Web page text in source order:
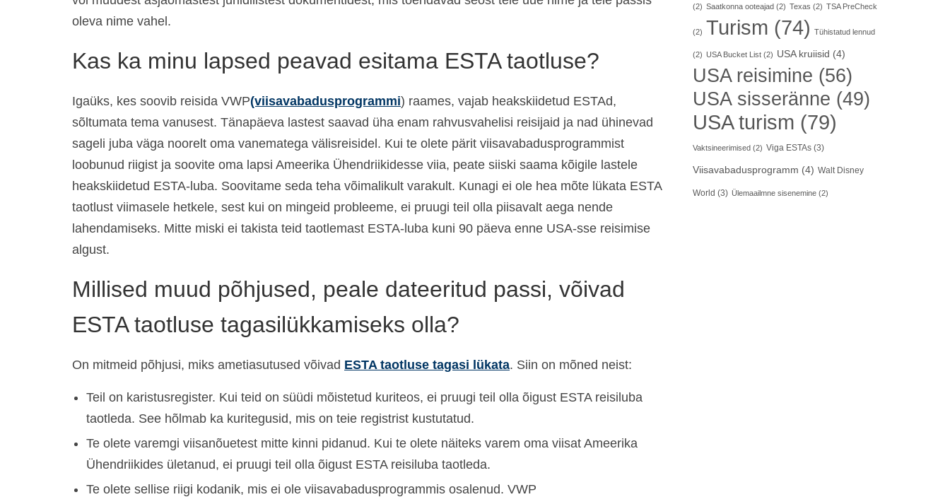
oleva nime vahel.
Kas ka minu lapsed peavad esitama ESTA taotluse?
Igaüks, kes soovib reisida VWP(viisavabadusprogrammi) raames, vajab heakskiidetud ESTAd,
sõltumata tema vanusest. Tänapäeva lastest saavad üha enam rahvusvahelisi reisijaid ja nad ühinevad
sageli juba väga noorelt oma vanematega välisreisidel. Kui te olete pärit viisavabadusprogrammist
loobunud riigist ja soovite oma lapsi Ameerika Ühendriikidesse viia, peate siiski saama kõigile lastele
heakskiidetud ESTA-luba. Soovitame seda teha võimalikult varakult. Kunagi ei ole hea mõte lükata ESTA
taotlust viimasele hetkele, sest kui on mingeid probleeme, ei pruugi teil olla piisavalt aega nende
lahendamiseks. Mitte miski ei takista teid taotlemast ESTA-luba kuni 90 päeva enne USA-sse reisimise
algust.
Millised muud põhjused, peale dateeritud passi, võivad
ESTA taotluse tagasilükkamiseks olla?
On mitmeid põhjusi, miks ametiasutused võivad ESTA taotluse tagasi lükata. Siin on mõned neist:
Teil on karistusregister. Kui teid on süüdi mõistetud kuriteos, ei pruugi teil olla õigust ESTA reisiluba
taotleda. See hõlmab ka kuritegusid, mis on teie registrist kustutatud.
Te olete varemgi viisanõuetest mitte kinni pidanud. Kui te olete näiteks varem oma viisat Ameerika
Ühendriikides ületanud, ei pruugi teil olla õigust ESTA reisiluba taotleda.
Te olete sellise riigi kodanik, mis ei ole viisavabadusprogrammis osalenud. VWP
(2) Saatkonna ooteajad (2) Texas (2) TSA PreCheck
(2) Turism (74) Tühistatud lennud
(2) USA Bucket List(2) USA kruiisid (4)
USA reisimine (56)
USA sisseränne (49)
USA turism (79)
Vaktsineerimised (2) Viga ESTAs(3)
Viisavabadusprogramm (4) Walt Disney
World (3) Ülemaailmne sisenemine(2)